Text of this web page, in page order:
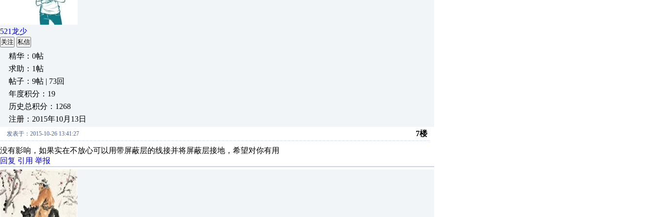
521龙少
关注 私信
精华：0帖
求助：1帖
帖子：9帖 | 73回
年度积分：19
历史总积分：1268
注册：2015年10月13日
发表于：2015-10-26 13:41:27 7楼
没有影响，如果实在不放心可以用带屏蔽层的线接并将屏蔽层接地，希望对你有用
回复 引用 举报